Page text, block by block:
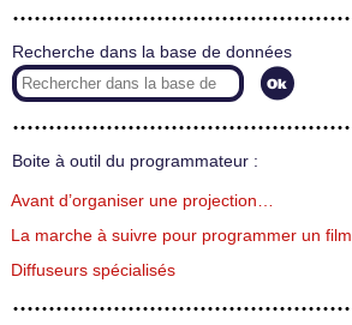
Recherche dans la base de données
Boite à outil du programmateur :
Avant d’organiser une projection…
La marche à suivre pour programmer un film
Diffuseurs spécialisés